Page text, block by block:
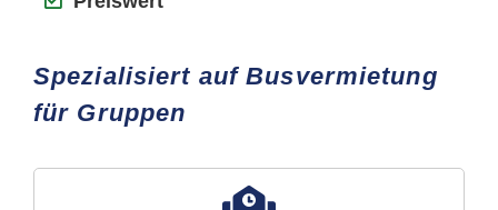
Spezialisiert auf Busvermietung
für Gruppen